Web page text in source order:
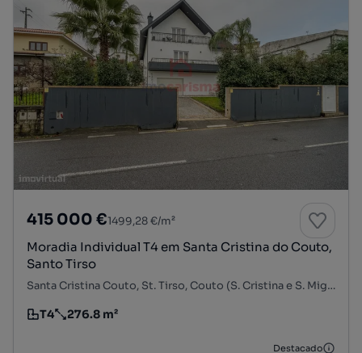
415 000 €1499,28 €/m²
Moradia Individual T4 em Santa Cristina do Couto,
Santo Tirso
Santa Cristina Couto, St. Tirso, Couto (S. Cristina e S. Miguel) e Burgães, Santo Tirso, Porto
Tipologia
T4
Preço por metro quadrado
276.8 m²
Destacado